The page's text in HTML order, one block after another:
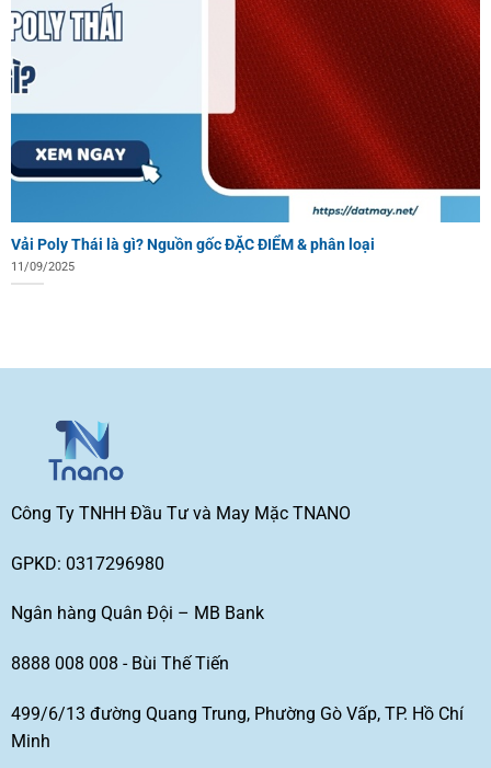
Vải Poly Thái là gì? Nguồn gốc ĐẶC ĐIỂM & phân loại
11/09/2025
Công Ty TNHH Đầu Tư và May Mặc TNANO
GPKD: 0317296980
Ngân hàng Quân Đội – MB Bank
8888 008 008 - Bùi Thế Tiến
499/6/13 đường Quang Trung, Phường Gò Vấp, TP. Hồ Chí
Minh